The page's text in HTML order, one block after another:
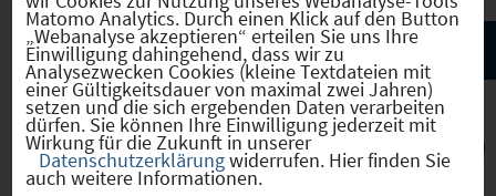
Langdorf(09276129)
Matomo Analytics. Durch einen Klick auf den Button
„Webanalyse akzeptieren“ erteilen Sie uns Ihre
Einwilligung dahingehend, dass wir zu
Analysezwecken Cookies (kleine Textdateien mit
einer Gültigkeitsdauer von maximal zwei Jahren)
setzen und die sich ergebenden Daten verarbeiten
dürfen. Sie können Ihre Einwilligung jederzeit mit
Wirkung für die Zukunft in unserer
Datenschutzerklärungwiderrufen. Hier finden Sie
auch weitere Informationen.